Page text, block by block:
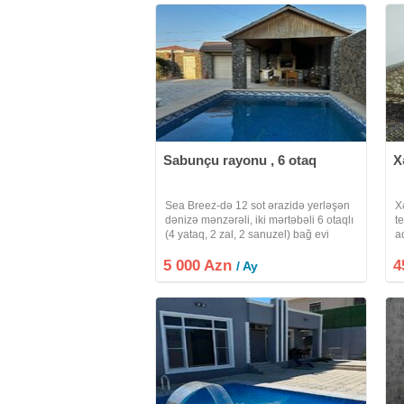
Sabunçu rayonu , 6 otaq
Sea Breez-də 12 sot ərazidə yerləşən
dənizə mənzərəli, iki mərtəbəli 6 otaqlı
(4 yataq, 2 zal, 2 sanuzel) bağ evi
mıvcuddur. Uzun müddətə götürən
şəxslərə endirim olunacaq
5 000 Azn/ Ay